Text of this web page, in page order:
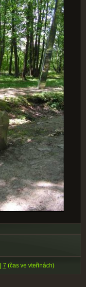
7 (čas ve vteřinách)